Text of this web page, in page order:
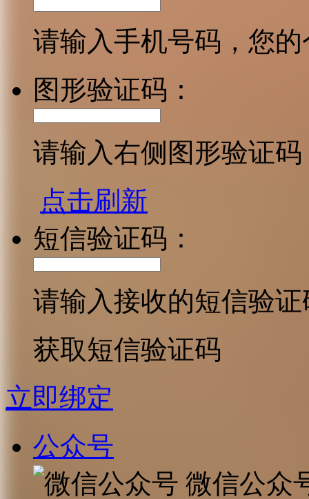
请输入手机号码，您
图形验证码：
请输入右侧图形验证码
点击刷新
短信验证码：
请输入接收的短信验证
获取短信验证码
立即绑定
公众号
微信公众